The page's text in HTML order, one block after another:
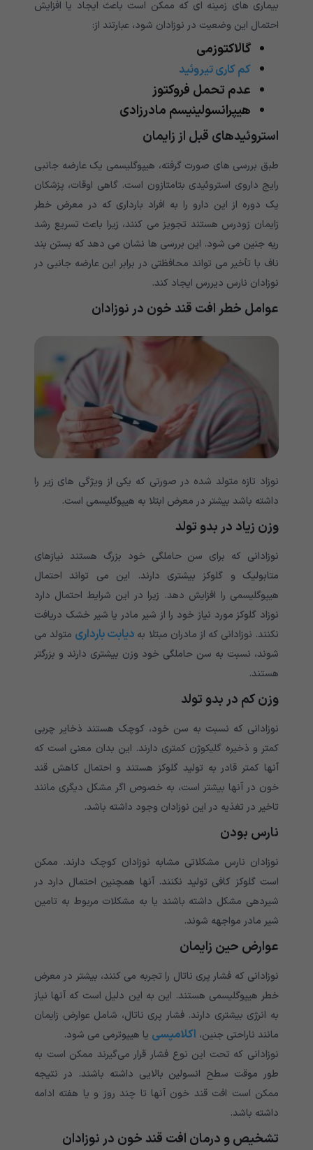
بیماری های زمینه ای که ممکن است باعث ایجاد یا افزایش
احتمال این وضعیت در نوزادان شود، عبارتند از:
گالاکتوزمی
کم کاری تیروئید
عدم تحمل فروکتوز
هیپرانسولینیسم مادرزادی
استروئیدهای قبل از زایمان
طبق بررسی های صورت گرفته، هیپوگلیسمی یک عارضه جانبی
رایج داروی استروئیدی بتامتازون است. گاهی اوقات، پزشکان
یک دوره از این دارو را به افراد بارداری که در معرض خطر
زایمان زودرس هستند تجویز می کنند، زیرا باعث تسریع رشد
ریه جنین می شود. این بررسی ها نشان می دهد که بستن بند
ناف با تأخیر می تواند محافظتی در برابر این عارضه جانبی در
نوزادان نارس دیررس ایجاد کند.
عوامل خطر افت قند خون در نوزادان
نوزاد تازه متولد شده در صورتی که یکی از ویژگی های زیر را
داشته باشد بیشتر در معرض ابتلا به هیپوگلیسمی است.
وزن زیاد در بدو تولد
نوزادانی که برای سن حاملگی خود بزرگ هستند نیازهای
متابولیک و گلوکز بیشتری دارند. این می تواند احتمال
هیپوگلیسمی را افزایش دهد. زیرا در این شرایط احتمال دارد
نوزاد گلوکز مورد نیاز خود را از شیر مادر یا شیر خشک دریافت
نکنند. نوزادانی که از مادران مبتلا به دیابت بارداری متولد می
شوند، نسبت به سن حاملگی خود وزن بیشتری دارند و بزرگتر
هستند.
وزن کم در بدو تولد
نوزادانی که نسبت به سن خود، کوچک هستند ذخایر چربی
کمتر و ذخیره گلیکوژن کمتری دارند. این بدان معنی است که
آنها کمتر قادر به تولید گلوکز هستند و احتمال کاهش قند
خون در آنها بیشتر است، به خصوص اگر مشکل دیگری مانند
تاخیر در تغذیه در این نوزادان وجود داشته باشد.
نارس بودن
نوزادان نارس مشکلاتی مشابه نوزادان کوچک دارند. ممکن
است گلوکز کافی تولید نکنند. آنها همچنین احتمال دارد در
شیردهی مشکل داشته باشند یا به مشکلات مربوط به تامین
شیر مادر مواجهه شوند.
عوارض حین زایمان
نوزادانی که فشار پری ناتال را تجربه می کنند، بیشتر در معرض
خطر هیپوگلیسمی هستند. این به این دلیل است که آنها نیاز
به انرژی بیشتری دارند. فشار پری ناتال، شامل عوارض زایمان
مانند ناراحتی جنین، اکلامپسی یا هیپوترمی می شود.
نوزادانی که تحت این نوع فشار قرار می‌گیرند ممکن است به
طور موقت سطح انسولین بالایی داشته باشند. در نتیجه
ممکن است افت قند خون آنها تا چند روز و یا هفته ادامه
داشته باشد.
تشخیص و درمان افت قند خون در نوزادان